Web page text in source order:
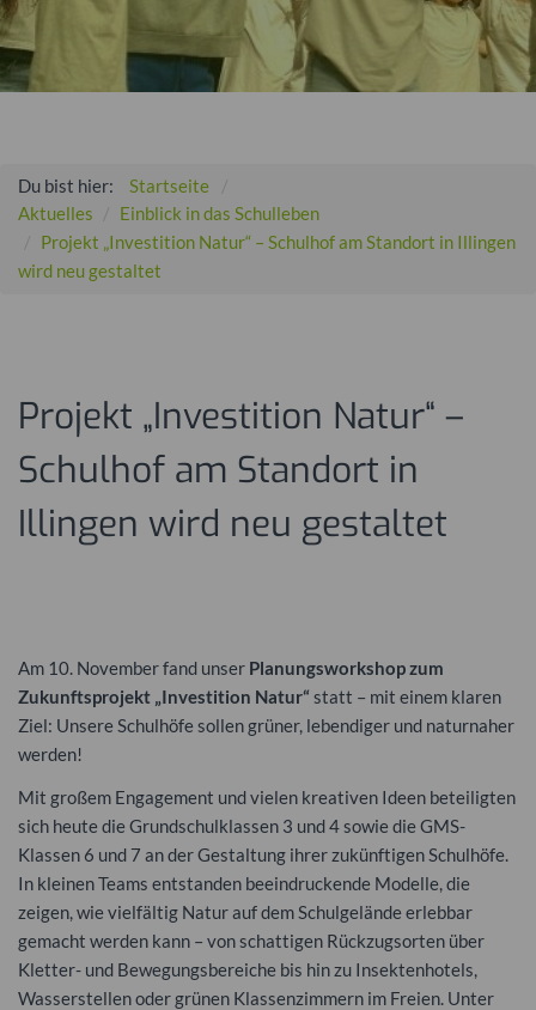
Du bist hier:
Startseite
Aktuelles
Einblick in das Schulleben
Projekt „Investition Natur“ – Schulhof am Standort in Illingen
wird neu gestaltet
Projekt „Investition Natur“ –
Schulhof am Standort in
Illingen wird neu gestaltet
Am 10. November fand unser Planungsworkshop zum
Zukunftsprojekt „Investition Natur“ statt – mit einem klaren
Ziel: Unsere Schulhöfe sollen grüner, lebendiger und naturnaher
werden!
Mit großem Engagement und vielen kreativen Ideen beteiligten
sich heute die Grundschulklassen 3 und 4 sowie die GMS-
Klassen 6 und 7 an der Gestaltung ihrer zukünftigen Schulhöfe.
In kleinen Teams entstanden beeindruckende Modelle, die
zeigen, wie vielfältig Natur auf dem Schulgelände erlebbar
gemacht werden kann – von schattigen Rückzugsorten über
Kletter- und Bewegungsbereiche bis hin zu Insektenhotels,
Wasserstellen oder grünen Klassenzimmern im Freien. Unter